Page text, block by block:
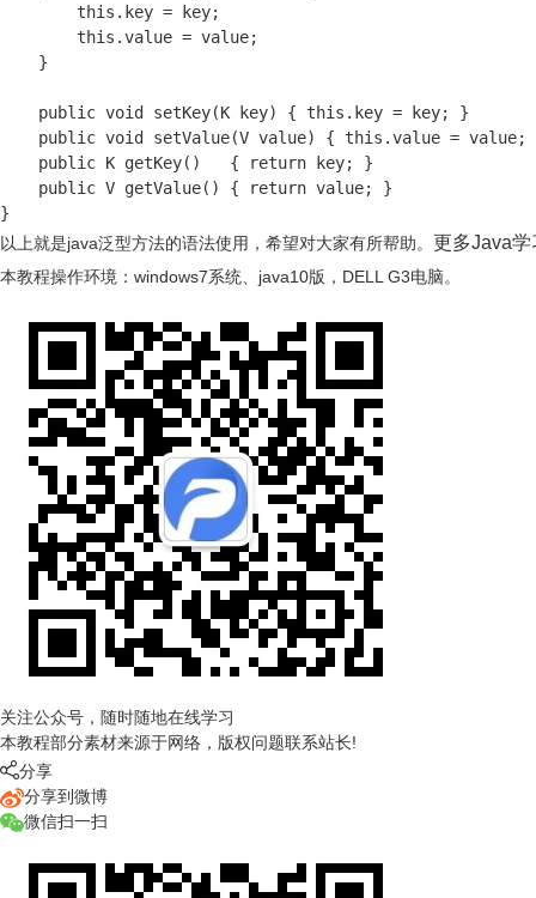
this.key = key;
this.value = value;
}
public void setKey(K key) { this.key = key; }
public void setValue(V value) { this.value = value;
public K getKey()   { return key; }
public V getValue() { return value; }
}
以上就是java泛型方法的语法使用，希望对大家有所帮助。 更多Java学
本教程操作环境：windows7系统、java10版，DELL G3电脑。
关注公众号，随时随地在线学习
本教程部分素材来源于网络，版权问题联系站长!
分享
分享到微博
微信扫一扫